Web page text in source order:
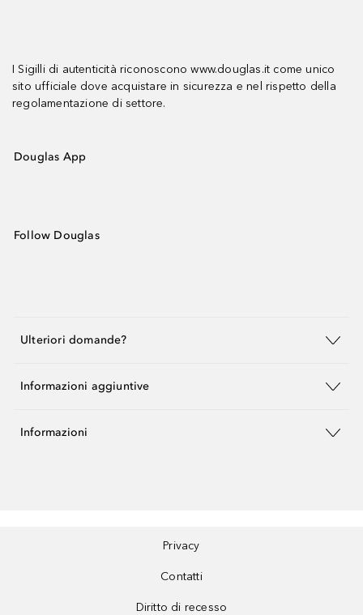
I Sigilli di autenticità riconoscono www.douglas.it come unico
sito ufficiale dove acquistare in sicurezza e nel rispetto della
regolamentazione di settore.
Douglas App
Follow Douglas
Ulteriori domande?
Informazioni aggiuntive
Informazioni
Privacy
Contatti
Diritto di recesso